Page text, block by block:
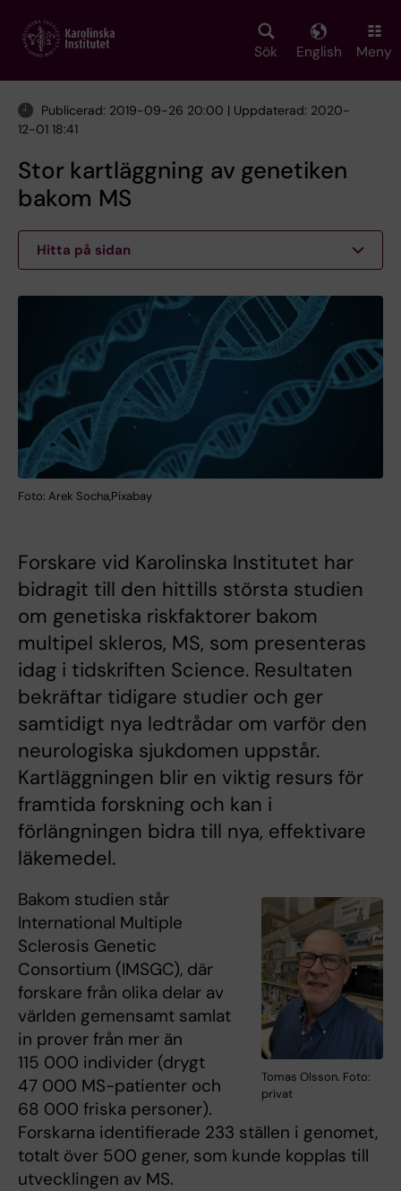
main
Sök English Meny
Publicerad: 2019-09-26 20:00 | Uppdaterad: 2020-
12-01 18:41
Stor kartläggning av genetiken
bakom MS
Hitta på sidan
Foto: Arek Socha,Pixabay
Forskare vid Karolinska Institutet har
bidragit till den hittills största studien
om genetiska riskfaktorer bakom
multipel skleros, MS, som presenteras
idag i tidskriften Science. Resultaten
bekräftar tidigare studier och ger
samtidigt nya ledtrådar om varför den
neurologiska sjukdomen uppstår.
Kartläggningen blir en viktig resurs för
framtida forskning och kan i
förlängningen bidra till nya, effektivare
läkemedel.
Tomas Olsson. Foto:
privat
Bakom studien står
International Multiple
Sclerosis Genetic
Consortium (IMSGC), där
forskare från olika delar av
världen gemensamt samlat
in prover från mer än
115 000 individer (drygt
47 000 MS-patienter och
68 000 friska personer).
Forskarna identifierade 233 ställen i genomet,
totalt över 500 gener, som kunde kopplas till
utvecklingen av MS.